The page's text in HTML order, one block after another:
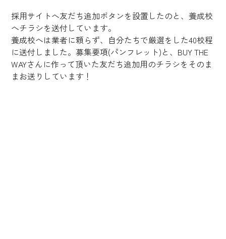
採用サイトへ友だち追加ボタンを設置したのと、養成校
へチラシを送付しています。
養成校へは業者に頼らず、自分たちで厳選をした40校程
に送付しました。募集要項(パンフレット)と、BUY THE
WAYさんに作って頂いた友だち追加用のチラシをそのま
まお送りしています！